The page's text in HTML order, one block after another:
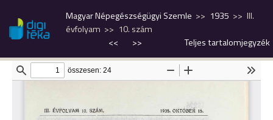
Magyar Népegészségügyi Szemle 1935
III.
évfolyam
10. szám
<<
>> Teljes tartalomjegyzék